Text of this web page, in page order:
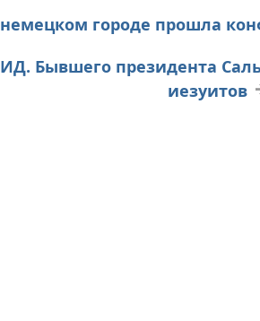
немецком городе прошла
Бывшего президента
иезуитов